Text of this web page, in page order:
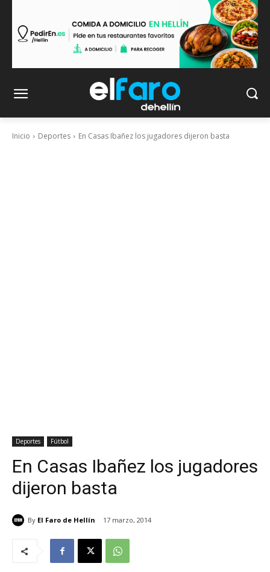
Inicio Deportes En Casas Ibañez los jugadores dijeron basta
Deportes Fútbol
En Casas Ibañez los jugadores
dijeron basta
By El Faro de Hellín 17 marzo, 2014